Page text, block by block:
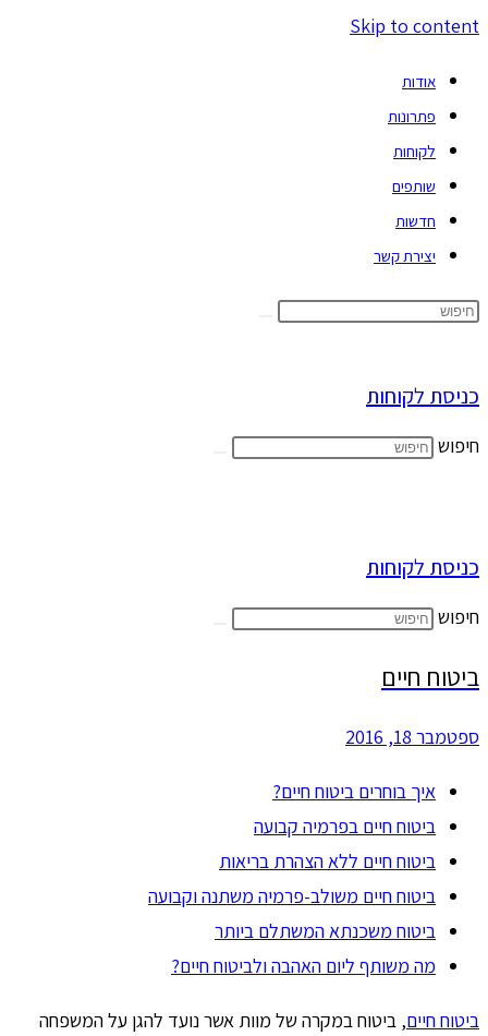
Skip to content
אודות
פתרונות
לקוחות
שותפים
חדשות
יצירת קשר
כניסת לקוחות
חיפוש
כניסת לקוחות
חיפוש
ביטוח חיים
ספטמבר 18, 2016
איך בוחרים ביטוח חיים?
ביטוח חיים בפרמיה קבועה
ביטוח חיים ללא הצהרת בריאות
ביטוח חיים משולב-פרמיה משתנה וקבועה
ביטוח משכנתא המשתלם ביותר
מה משותף ליום האהבה ולביטוח חיים?
ביטוח חיים, ביטוח במקרה של מוות אשר נועד להגן על המשפחה